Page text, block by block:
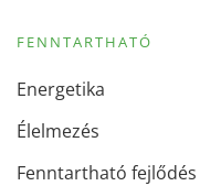
FENNTARTHATÓ
Energetika
Élelmezés
Fenntartható fejlődés